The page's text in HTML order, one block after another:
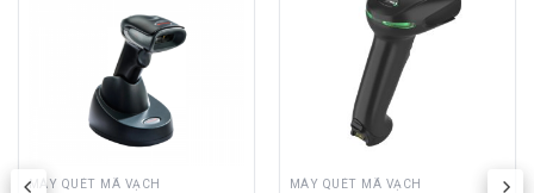
MÁY QUÉT MÃ VẠCH MÁY QUÉT MÃ VẠCH